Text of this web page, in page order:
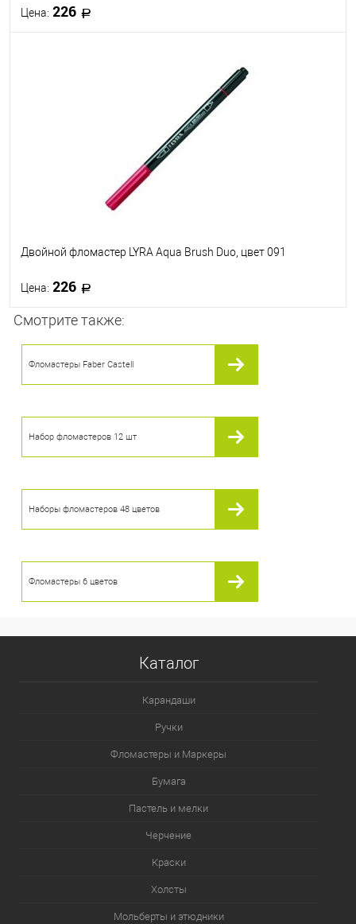
Цена: 226
В наличии
Двойной фломастер LYRA Aqua Brush Duo, цвет 091
Цена: 226
В наличии
Смотрите также:
Фломастеры Faber Castell
Набор фломастеров 12 шт
Наборы фломастеров 48 цветов
Фломастеры 6 цветов
Каталог
Карандаши
Ручки
Фломастеры и Маркеры
Бумага
Пастель и мелки
Черчение
Краски
Холсты
Мольберты и этюдники